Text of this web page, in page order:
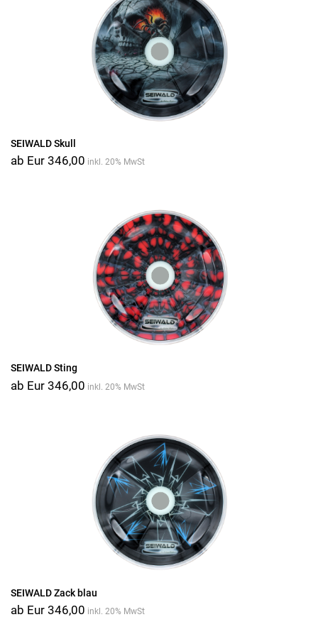
SEIWALD Skull
ab Eur 346,00 inkl. 20% MwSt
SEIWALD Sting
ab Eur 346,00 inkl. 20% MwSt
SEIWALD Zack blau
ab Eur 346,00 inkl. 20% MwSt